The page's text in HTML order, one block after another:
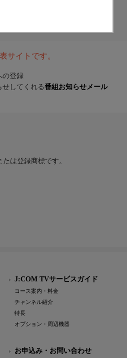
サイトです。
の登録
してくれる番組お知らせメール
は登録商標です。
J:COM TVサービスガイド
コース案内・料金
チャンネル紹介
特長
オプション・周辺機器
お申込み・お問い合わせ